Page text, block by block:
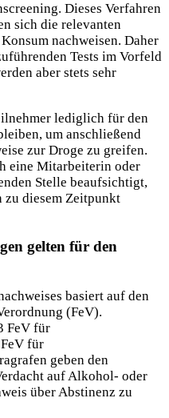
Dieses Verfahren
sich die relevanten
nachweisen. Daher
Tests im Vorfeld
aber stets sehr
lediglich für den
um anschließend
zur Droge zu greifen.
eine Mitarbeiterin oder
Stelle beaufsichtigt,
zu diesem Zeitpunkt
gelten für den
basiert auf den
(FeV).
FeV für
für
geben den
auf Alkohol- oder
über Abstinenz zu